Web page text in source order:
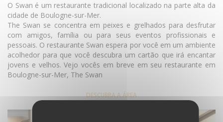
O Swan é um restaurante tradicional localizado na parte alta da
cidade de Boulogne-sur-Mer.
The Swan se concentra em peixes e grelhados para desfrutar
com amigos, família ou para seus eventos profissionais e
pessoais. O restaurante Swan espera por você em um ambiente
acolhedor para que você descubra um cartão que irá encantar
jovens e velhos. Vejo vocês em breve em seu restaurante em
Boulogne-sur-Mer, The Swan
DESCUBRA A ÁREA